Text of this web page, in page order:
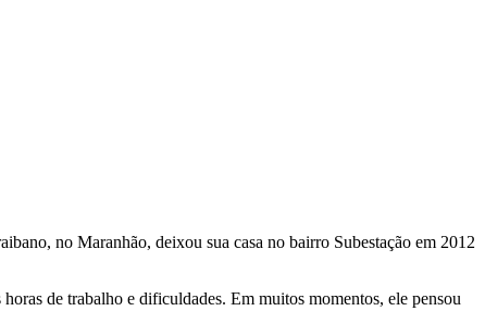
no Maranhão, deixou sua casa no bairro Subestação em 2012
de trabalho e dificuldades. Em muitos momentos, ele pensou